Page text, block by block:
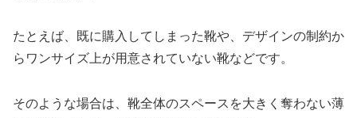
たとえば、既に購入してしまった靴や、デザインの制約か
らワンサイズ上が用意されていない靴などです。
そのような場合は、靴全体のスペースを大きく奪わない薄